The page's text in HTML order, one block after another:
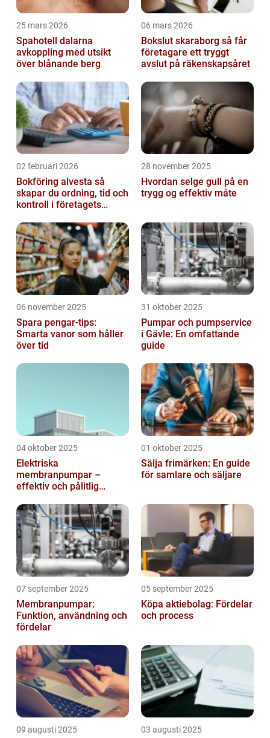
25 mars 2026
Spahotell dalarna
avkoppling med utsikt
över blånande berg
06 mars 2026
Bokslut skaraborg så får
företagare ett tryggt
avslut på räkenskapsåret
02 februari 2026
Bokföring alvesta så
skapar du ordning, tid och
kontroll i företagets
28 november 2025
Hvordan selge gull på en
trygg og effektiv måte
06 november 2025
Spara pengar-tips:
Smarta vanor som håller
över tid
31 oktober 2025
Pumpar och pumpservice
i Gävle: En omfattande
guide
04 oktober 2025
Elektriska
membranpumpar –
effektiv och pålitlig
01 oktober 2025
Sälja frimärken: En guide
för samlare och säljare
07 september 2025
Membranpumpar:
Funktion, användning och
fördelar
05 september 2025
Köpa aktiebolag: Fördelar
och process
09 augusti 2025 03 augusti 2025